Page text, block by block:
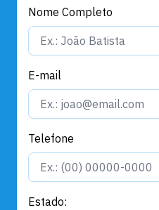
Nome Completo
E-mail
Telefone
Estado: